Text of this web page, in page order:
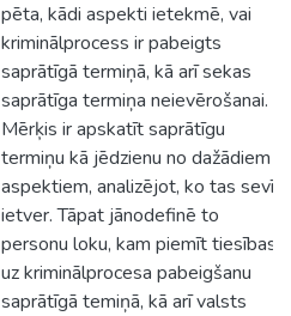
pēta, kādi aspekti ietekmē, vai
kriminālprocess ir pabeigts
saprātīgā termiņā, kā arī sekas
saprātīga termiņa neievērošanai.
Mērķis ir apskatīt saprātīgu
termiņu kā jēdzienu no dažādiem
aspektiem, analizējot, ko tas sevī
ietver. Tāpat jānodefinē to
personu loku, kam piemīt tiesības
uz kriminālprocesa pabeigšanu
saprātīgā temiņā, kā arī valsts